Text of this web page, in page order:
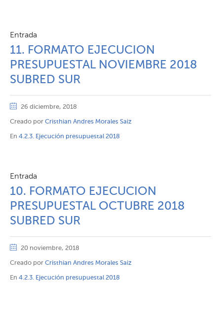
Entrada
11. FORMATO EJECUCION
PRESUPUESTAL NOVIEMBRE 2018
SUBRED SUR
26 diciembre, 2018
Creado por Cristhian Andres Morales Saiz
En 4.2.3. Ejecución presupuestal 2018
Entrada
10. FORMATO EJECUCION
PRESUPUESTAL OCTUBRE 2018
SUBRED SUR
20 noviembre, 2018
Creado por Cristhian Andres Morales Saiz
En 4.2.3. Ejecución presupuestal 2018